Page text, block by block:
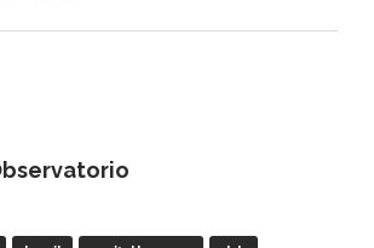
del#BCRA